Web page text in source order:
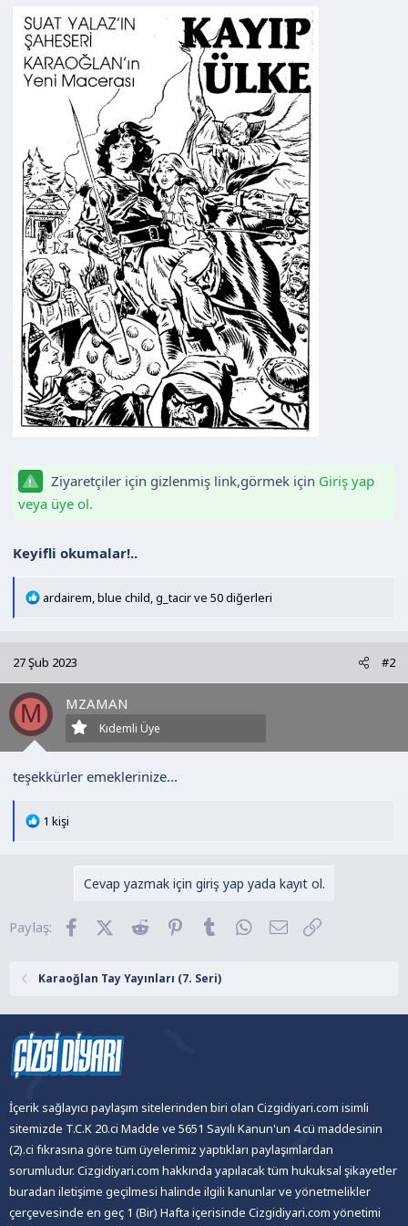
Ziyaretçiler için gizlenmiş link,görmek için Giriş yap
veya üye ol.
Keyifli okumalar!..
T
i
l
e
r
ardairem blue child g_tacirve 50 diğerleri
27 Şub 2023 #2
M MZAMAN
Kıdemli Üye
teşekkürler emeklerinize...
T
e
1 kişi
Cevap yazmak için giriş yap yada kayıt ol.
Paylaş: FacebookX (Twitter)
Reddit Pinterest
Tumblr WhatsApp
E-posta
Karaoğlan Tay Yayınları (7. Seri)
İçerik sağlayıcı paylaşım sitelerinden biri olan Cizgidiyari.com isimli
sitemizde T.C.K 20.ci Madde ve 5651 Sayılı Kanun'un 4.cü maddesinin
(2).ci fıkrasına göre tüm üyelerimiz yaptıkları paylaşımlardan
sorumludur. Cizgidiyari.com hakkında yapılacak tüm hukuksal şikayetler
buradan iletişime geçilmesi halinde ilgili kanunlar ve yönetmelikler
çerçevesinde en geç 1 (Bir) Hafta içerisinde Cizgidiyari.com yönetimi